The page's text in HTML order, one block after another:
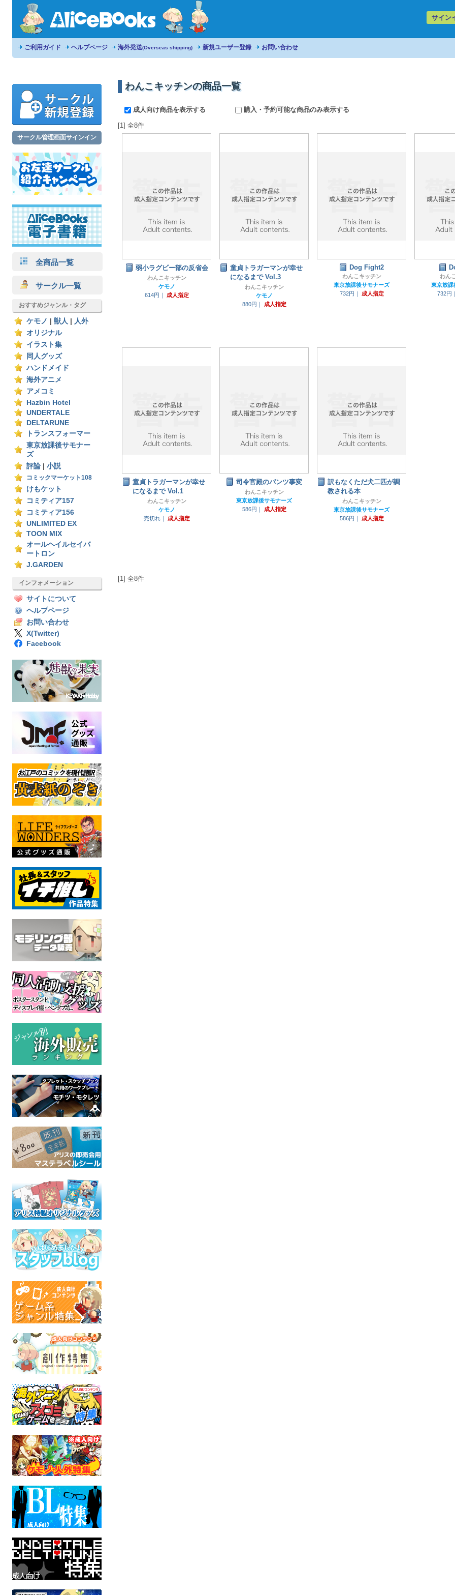
サイン
ご利用ガイド ヘルプページ 海外発送(Overseas shipping) 新規ユーザー登録 お問い合わせ
サークル管理画面サインイン
全商品一覧
サークル一覧
おすすめジャンル・タグ
ケモノ 獣人
人外
オリジナル
イラスト集
同人グッズ
ハンドメイド
海外アニメ
アメコミ
Hazbin Hotel
UNDERTALE
DELTARUNE
トランスフォーマー
東京放課後サモナー
ズ
評論
小説
コミックマーケット108
けもケット
コミティア157
コミティア156
UNLIMITED EX
TOON MIX
オールヘイルセイバ
ートロン
J.GARDEN
インフォメーション
サイトについて
ヘルプページ
お問い合わせ
X(Twitter)
Facebook
わんこキッチンの商品一覧
成人向け商品を表示する 購入・予約可能な商品のみ表示する
[1] 全8件
弱小ラグビー部の反省会
わんこキッチン
ケモノ
614円｜
成人指定
童貞トラガーマンが幸せ
になるまで Vol.3
わんこキッチン
ケモノ
880円｜
成人指定
Dog Fight2
わんこキッチン
東京放課後サモナーズ
732円｜
成人指定
わん
東京放課
732円｜
童貞トラガーマンが幸せ
になるまで Vol.1
わんこキッチン
ケモノ
売切れ｜
成人指定
司令官殿のパンツ事変
わんこキッチン
東京放課後サモナーズ
586円｜
成人指定
訳もなくただ犬二匹が調
教される本
わんこキッチン
東京放課後サモナーズ
586円｜
成人指定
[1] 全8件